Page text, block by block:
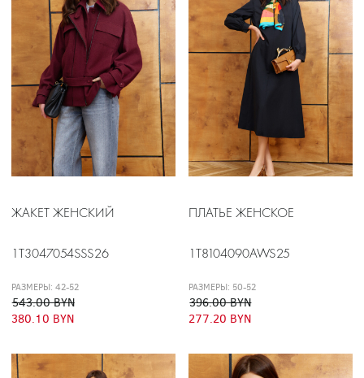
ЖАКЕТ ЖЕНСКИЙ
1T3047054SSS26
РАЗМЕРЫ: 42-52
543.00 BYN
380.10 BYN
ПЛАТЬЕ ЖЕНСКОЕ
1T8104090AWS25
РАЗМЕРЫ: 50-52
396.00 BYN
277.20 BYN